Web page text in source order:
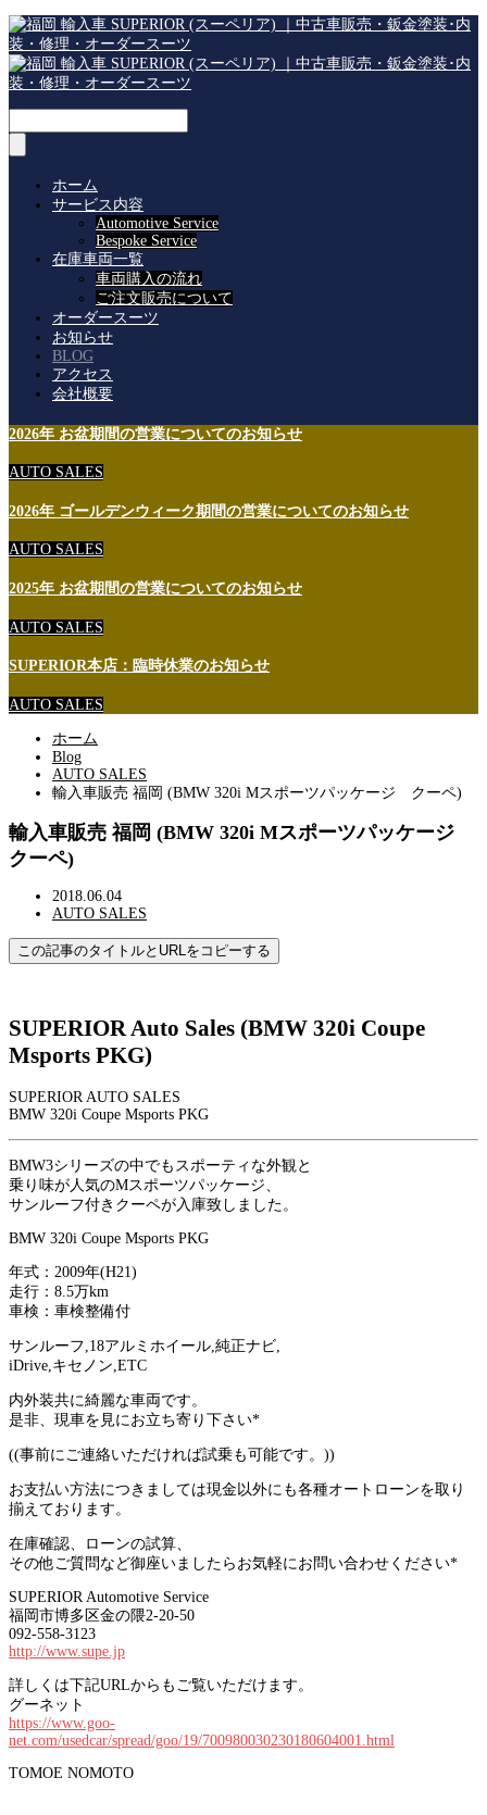
ホーム
サービス内容
Automotive Service
Bespoke Service
在庫車両一覧
車両購入の流れ
ご注文販売について
オーダースーツ
お知らせ
BLOG
アクセス
会社概要
2026年 お盆期間の営業についてのお知らせ
AUTO SALES
2026年 ゴールデンウィーク期間の営業についてのお知らせ
AUTO SALES
2025年 お盆期間の営業についてのお知らせ
AUTO SALES
SUPERIOR本店：臨時休業のお知らせ
AUTO SALES
ホーム
Blog
AUTO SALES
輸入車販売 福岡 (BMW 320i Mスポーツパッケージ クーペ)
輸入車販売 福岡 (BMW 320i Mスポーツパッケージ
クーペ)
2018.06.04
AUTO SALES
この記事のタイトルとURLをコピーする
SUPERIOR Auto Sales (BMW 320i Coupe
Msports PKG)
SUPERIOR AUTO SALES
BMW 320i Coupe Msports PKG
BMW3シリーズの中でもスポーティな外観と
乗り味が人気のMスポーツパッケージ、
サンルーフ付きクーペが入庫致しました。
BMW 320i Coupe Msports PKG
年式：2009年(H21)
走行：8.5万km
車検：車検整備付
サンルーフ,18アルミホイール,純正ナビ,
iDrive,キセノン,ETC
内外装共に綺麗な車両です。
是非、現車を見にお立ち寄り下さい*
((事前にご連絡いただければ試乗も可能です。))
お支払い方法につきましては現金以外にも各種オートローンを取り
揃えております。
在庫確認、ローンの試算、
その他ご質問など御座いましたらお気軽にお問い合わせください*
SUPERIOR Automotive Service
福岡市博多区金の隈2-20-50
092-558-3123
http://www.supe.jp
詳しくは下記URLからもご覧いただけます。
グーネット
https://www.goo-
net.com/usedcar/spread/goo/19/700980030230180604001.html
TOMOE NOMOTO